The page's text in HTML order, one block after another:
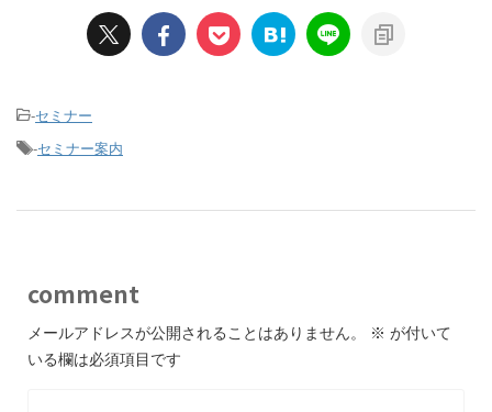
-セミナー
-セミナー案内
comment
メールアドレスが公開されることはありません。 ※ が付いて
いる欄は必須項目です